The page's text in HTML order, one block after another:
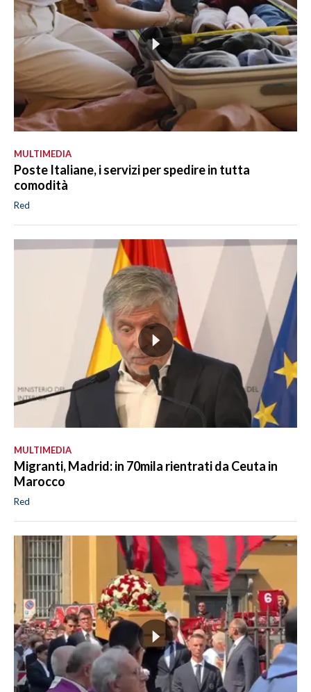
MULTIMEDIA
Poste Italiane, i servizi per spedire in tutta
comodità
Red
MULTIMEDIA
Migranti, Madrid: in 70mila rientrati da Ceuta in
Marocco
Red